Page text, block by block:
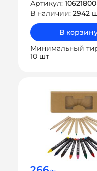
Артикул: 10621800
В наличии: 2942
В корзину
Минимальный
10 шт